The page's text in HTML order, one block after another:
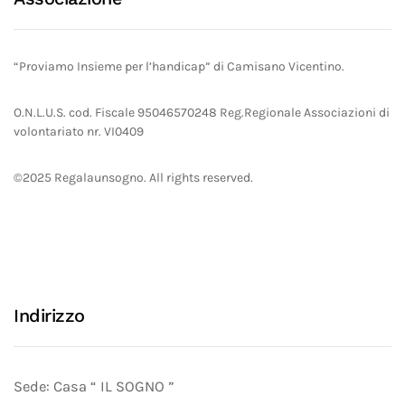
“Proviamo Insieme per l’handicap” di Camisano Vicentino.
O.N.L.U.S. cod. Fiscale 95046570248 Reg.Regionale Associazioni di
volontariato nr. VI0409
©2025 Regalaunsogno. All rights reserved.
Indirizzo
Sede: Casa “ IL SOGNO ”